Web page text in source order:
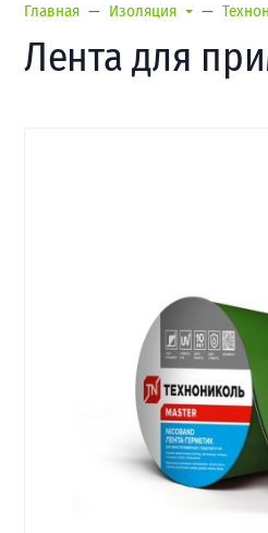
Главная Изоляция
Лента для